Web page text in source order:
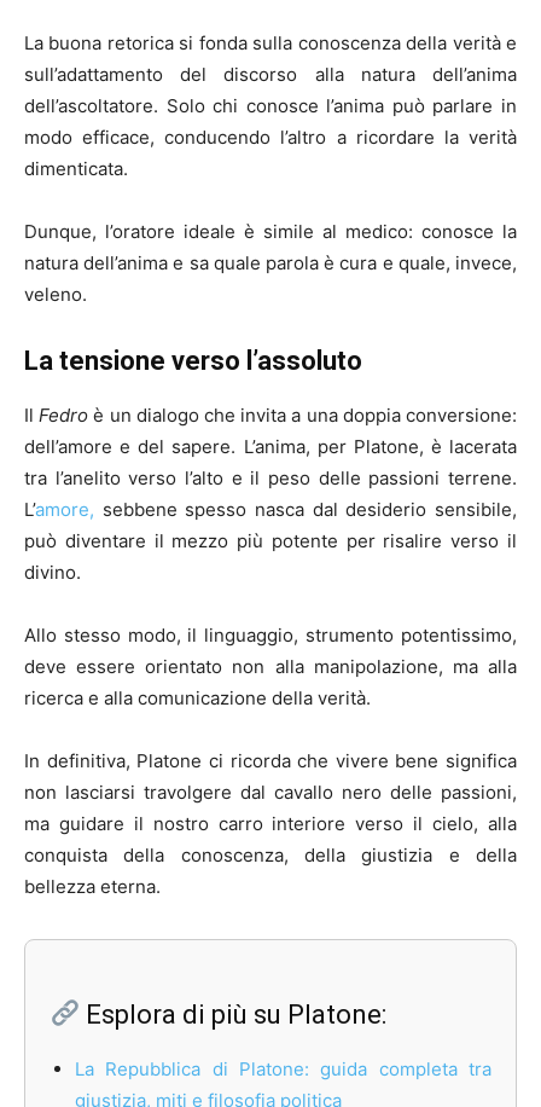
La buona retorica si fonda sulla conoscenza della verità e
sull’adattamento del discorso alla natura dell’anima
dell’ascoltatore. Solo chi conosce l’anima può parlare in
modo efficace, conducendo l’altro a ricordare la verità
dimenticata.
Dunque, l’oratore ideale è simile al medico: conosce la
natura dell’anima e sa quale parola è cura e quale, invece,
veleno.
La tensione verso l’assoluto
IlFedro è un dialogo che invita a una doppia conversione:
dell’amore e del sapere. L’anima, per Platone, è lacerata
tra l’anelito verso l’alto e il peso delle passioni terrene.
L’amore, sebbene spesso nasca dal desiderio sensibile,
può diventare il mezzo più potente per risalire verso il
divino.
Allo stesso modo, il linguaggio, strumento potentissimo,
deve essere orientato non alla manipolazione, ma alla
ricerca e alla comunicazione della verità.
In definitiva, Platone ci ricorda che vivere bene significa
non lasciarsi travolgere dal cavallo nero delle passioni,
ma guidare il nostro carro interiore verso il cielo, alla
conquista della conoscenza, della giustizia e della
bellezza eterna.
Esplora di più su Platone:
La Repubblica di Platone: guida completa tra
giustizia, miti e filosofia politica